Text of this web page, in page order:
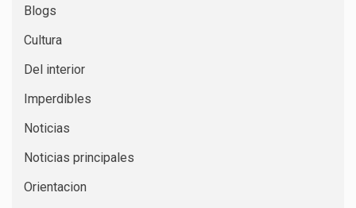
Blogs
Cultura
Del interior
Imperdibles
Noticias
Noticias principales
Orientacion